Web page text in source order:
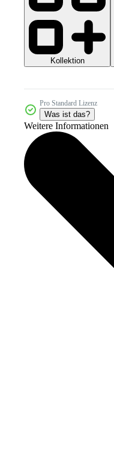
Kollektion
Pro Standard Lizenz
Was ist das?
Weitere Informationen